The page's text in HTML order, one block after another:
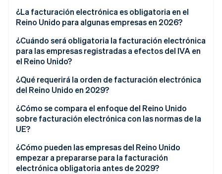
¿La facturación electrónica es obligatoria en el
Reino Unido para algunas empresas en 2026?
¿Cuándo será obligatoria la facturación electrónica
para las empresas registradas a efectos del IVA en
el Reino Unido?
¿Qué requerirá la orden de facturación electrónica
del Reino Unido en 2029?
Formato
Modelo
Alcance
Costo
¿Cómo se compara el enfoque del Reino Unido
sobre facturación electrónica con las normas de la
UE?
¿Cómo pueden las empresas del Reino Unido
empezar a prepararse para la facturación
electrónica obligatoria antes de 2029?